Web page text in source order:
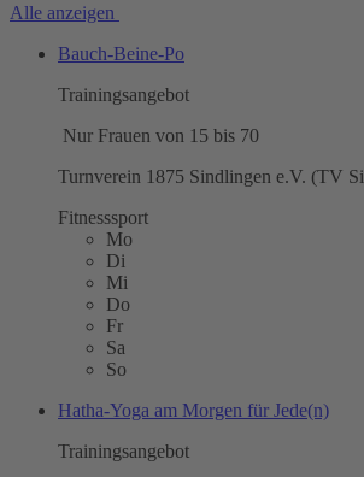
Alle anzeigen
Bauch-Beine-Po
Trainingsangebot
Nur Frauen von 15 bis 70
Turnverein 1875 Sindlingen e.V. (TV
Fitnesssport
Mo
Di
Mi
Do
Fr
Sa
So
Hatha-Yoga am Morgen für Jede(n)
Trainingsangebot